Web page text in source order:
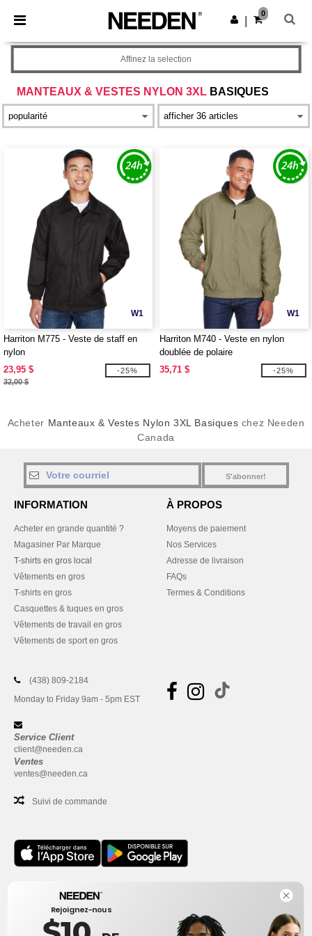
× Appli Needen
Meilleurs prix sur l’app !
Obtenir l'appli
0
MANTEAUX & VESTES NYLON 3XL BASIQUES
Affinez la selection
W1
Harriton M775 - Veste de staff en
nylon
23,95 $
32,00 $
-25%
W1
Harriton M740 - Veste en nylon
doublée de polaire
35,71 $
-25%
Acheter Manteaux & Vestes Nylon 3XL Basiques chez Needen
Canada
S'abonner!
INFORMATION
Acheter en grande quantité ?
Magasiner Par Marque
T-shirts en gros local
Vêtements en gros
T-shirts en gros
Casquettes & tuques en gros
Vêtements de travail en gros
Vêtements de sport en gros
À PROPOS
Moyens de paiement
Nos Services
Adresse de livraison
FAQs
Termes & Conditions
(438) 809-2184
Monday to Friday 9am - 5pm EST
Service Client
client@needen.ca
Ventes
ventes@needen.ca
Suivi de commande
Bureau
One Dundas Street West Suite 2500
Toronto, Ontario, M5G 1Z3
Rejoignez-nous